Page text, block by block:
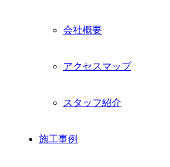
会社概要
アクセスマップ
スタッフ紹介
施工事例